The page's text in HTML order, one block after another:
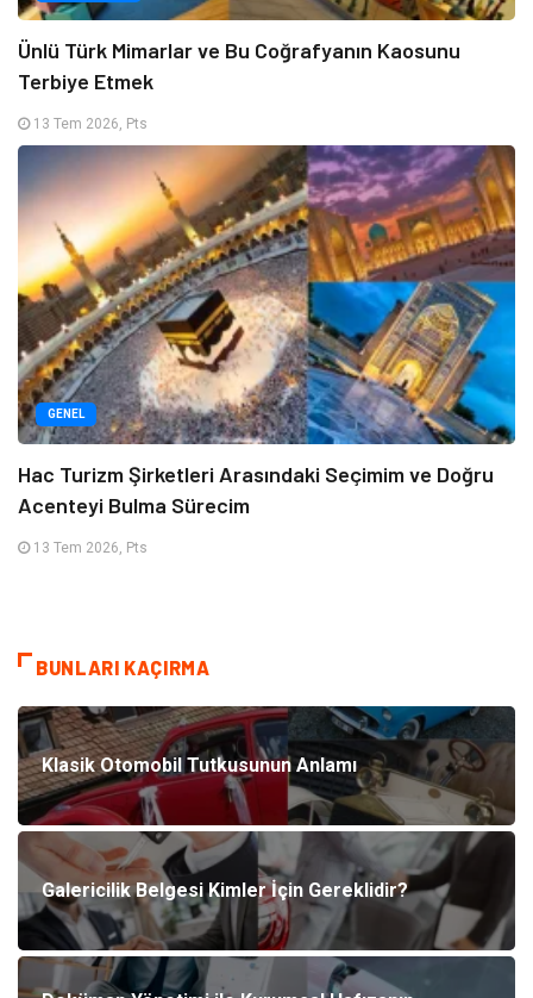
Ünlü Türk Mimarlar ve Bu Coğrafyanın Kaosunu
Terbiye Etmek
13 Tem 2026, Pts
GENEL
Hac Turizm Şirketleri Arasındaki Seçimim ve Doğru
Acenteyi Bulma Sürecim
13 Tem 2026, Pts
BUNLARI KAÇIRMA
Klasik Otomobil Tutkusunun Anlamı
Galericilik Belgesi Kimler İçin Gereklidir?